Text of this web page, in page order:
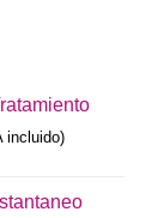
incluido)